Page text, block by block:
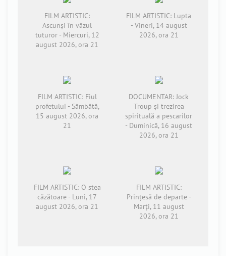
FILM ARTISTIC:
Ascunși în văzul
tuturor - Miercuri, 12
august 2026, ora 21
FILM ARTISTIC: Lupta
- Vineri, 14 august
2026, ora 21
FILM ARTISTIC: Fiul
profetului - Sâmbătă,
15 august 2026, ora
21
DOCUMENTAR: Jock
Troup și trezirea
spirituală a pescarilor
- Duminică, 16 august
2026, ora 21
FILM ARTISTIC: O stea
căzătoare - Luni, 17
august 2026, ora 21
FILM ARTISTIC:
Prințesă de departe -
Marți, 11 august
2026, ora 21